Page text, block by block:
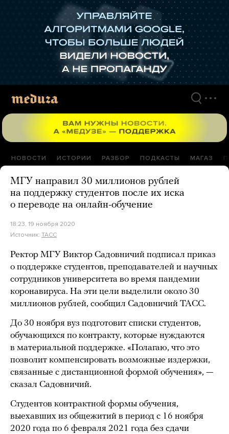
НОВОСТИ ИСТОРИИ РАЗБОР ПОДКАСТЫ МАГАЗ
МГУ направил 30 миллионов рублей
на поддержку студентов после их иска
о переводе на онлайн-обучение
18:23, 19 ноября 2020
Источник: ТАСС
Ректор МГУ Виктор Садовничий подписал приказ
о поддержке студентов, преподавателей и научных
сотрудников университета во время пандемии
коронавируса. На эти цели выделили около 30
миллионов рублей, сообщил Садовничий ТАСС.
До 30 ноября вуз подготовит списки студентов,
обучающихся по контракту, которые нуждаются
в материальной поддержке. «Полагаю, что это
позволит компенсировать возможные издержки,
связанные с дистанционной формой обучения», —
сказал Садовничий.
Студентов контрактной формы обучения,
выехавших из общежитий в период с 16 ноября
2020 года по 6 февраля 2021 года без сдачи